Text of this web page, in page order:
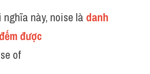
nghĩa này, noise là danh
được
of